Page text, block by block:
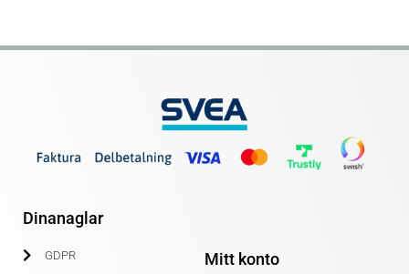
Dinanaglar
GDPR
Mitt konto